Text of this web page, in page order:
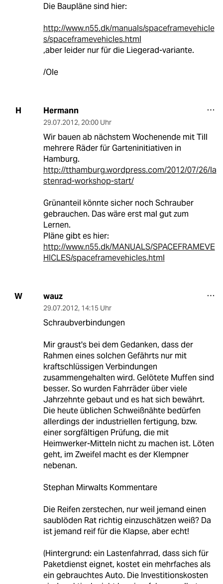
Die Baupläne sind hier:
http://www.n55.dk/manuals/spaceframevehicle
s/spaceframevehicles.html
,aber leider nur für die Liegerad-variante.
/Ole
H Hermann
29.07.2012, 20:00 Uhr
Wir bauen ab nächstem Wochenende mit Till
mehrere Räder für Garteninitiativen in
Hamburg.
http://tthamburg.wordpress.com/2012/07/26/la
stenrad-workshop-start/
Grünanteil könnte sicher noch Schrauber
gebrauchen. Das wäre erst mal gut zum
Lernen.
Pläne gibt es hier:
http://www.n55.dk/MANUALS/SPACEFRAMEVE
HICLES/spaceframevehicles.html
W wauz
29.07.2012, 14:15 Uhr
Schraubverbindungen
Mir graust's bei dem Gedanken, dass der
Rahmen eines solchen Gefährts nur mit
kraftschlüssigen Verbindungen
zusammengehalten wird. Gelötete Muffen sind
besser. So wurden Fahrräder über viele
Jahrzehnte gebaut und es hat sich bewährt.
Die heute üblichen Schweißnähte bedürfen
allerdings der industriellen fertigung, bzw.
einer sorgfältigen Prüfung, die mit
Heimwerker-Mitteln nicht zu machen ist. Löten
geht, im Zweifel macht es der Klempner
nebenan.
Stephan Mirwalts Kommentare
Die Reifen zerstechen, nur weil jemand einen
saublöden Rat richtig einzuschätzen weiß? Da
ist jemand reif für die Klapse, aber echt!
(Hintergrund: ein Lastenfahrrad, dass sich für
Paketdienst eignet, kostet ein mehrfaches als
ein gebrauchtes Auto. Die Investitionskosten